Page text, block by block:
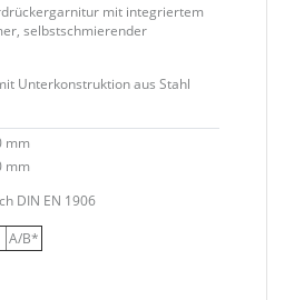
mit integriertem
selbstschmierender
Unterkonstruktion aus Stahl
mm
mm
DIN EN 1906
A/B*